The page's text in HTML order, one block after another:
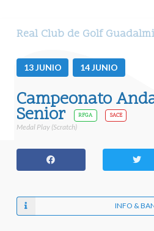
Real Club de Golf
13JUNIO 14JUNIO
Campeonato
Senior RFGA SACE
Medal Play (Scratch)
INFO &